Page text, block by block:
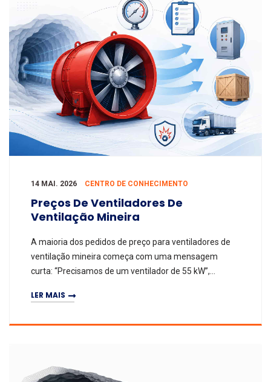
14 MAI. 2026 CENTRO DE CONHECIMENTO
Preços De Ventiladores De
Ventilação Mineira
A maioria dos pedidos de preço para ventiladores de
ventilação mineira começa com uma mensagem
curta: “Precisamos de um ventilador de 55 kW”,
“Têm um m
LER MAIS